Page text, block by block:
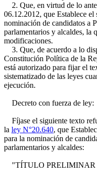
2. Que, en virtud de lo
06.12.2012, que Establece el
nominación de candidatos a
parlamentarios y alcaldes, la
modificaciones.
3. Que, de acuerdo a lo
Constitución Política de la
está autorizado para fijar el
sistematizado de las leyes
ejecución.
Decreto con fuerza de ley:
Fíjase el siguiente texto
la ley N°20.640, que
para la nominación de
parlamentarios y alcaldes:
"TÍTULO PRELIMINAR